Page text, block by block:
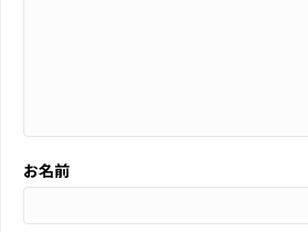
お名前